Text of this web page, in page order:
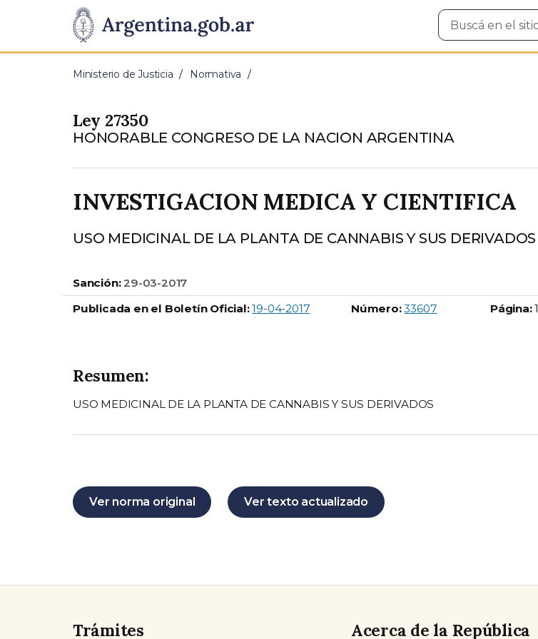
Presidencia
de
Pasar al contenido principal
Buscar
en
Ministerio de Justicia Normativa
Ley 27350
HONORABLE CONGRESO DE LA NACION ARGENTINA
INVESTIGACION MEDICA Y CIENTIFICA
USO MEDICINAL DE LA PLANTA DE CANNABIS Y SUS DERIVADOS
Sanción: 29-03-2017
Publicada en el Boletín Oficial: 19-04-2017 Número:Boletín Oficial número:
33607 Página: 1
Resumen:
USO MEDICINAL DE LA PLANTA DE CANNABIS Y SUS DERIVADOS
Ver norma original Ver texto actualizado
Trámites
Acerca de la República